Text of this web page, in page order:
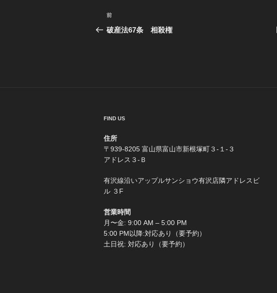
投
稿
シ
ョ
ン
過
去
前
破産法67条 相殺権
FIND US
住所
〒939-8205 富山県富山市新根塚町３-１-３
アドレス３-Ｂ
有沢線沿いアップルサンショウ有沢店隣アドレスビ
ル ３F
営業時間
月〜金: 9:00 AM – 5:00 PM
5:00 PM以降:対応あり（要予約）
土日祝: 対応あり（要予約）